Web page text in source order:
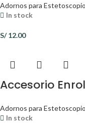
Adornos para Estetoscopio
In stock
S/12.00
Accesorio
Adornos para Estetoscopio
In stock